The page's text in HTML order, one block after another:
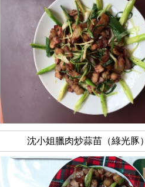
沈小姐臘肉炒蒜苗（綠光豚）